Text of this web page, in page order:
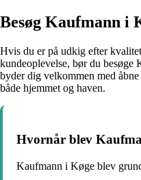
Besøg Kaufmann i
Hvis du er på udkig efter
kundeoplevelse, bør du
byder dig velkommen med
både hjemmet og haven.
Hvornår blev
Kaufmann i Køge blev